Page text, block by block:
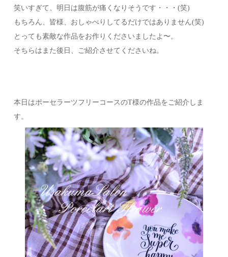
笑いすぎて、明日は腹筋が痛くなりそうです・・・(笑)
もちろん、皆様、おしゃべりしてるだけではありません(笑)
とっても素敵な作品をお作りくださいましたよ〜。
そちらはまた後日、ご紹介させてくださいね。
本日はポーセラーツフリーコースのT様の作品をご紹介しま
す。